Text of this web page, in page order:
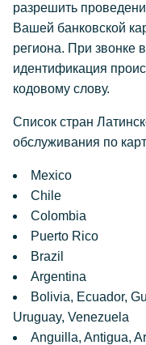
разрешить
Вашей банковской
региона. При звонке
идентификация
кодовому слову.
Список стран
обслуживания по
Mexico
Chile
Colombia
Puerto Rico
Brazil
Argentina
Bolivia, Ecuador,
Uruguay, Venezuela
Anguilla, Antigua,